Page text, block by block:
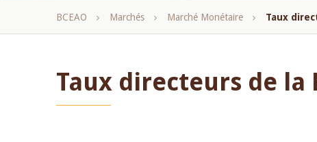
Fil
BCEAO Marchés Marché Monétaire Taux
Taux directeurs de la